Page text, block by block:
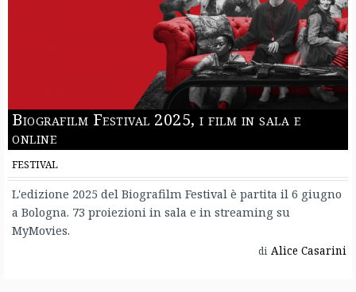
Biografilm Festival 2025, i film in sala e
online
FESTIVAL
L'edizione 2025 del Biografilm Festival è partita il 6 giugno
a Bologna. 73 proiezioni in sala e in streaming su
MyMovies.
di Alice Casarini